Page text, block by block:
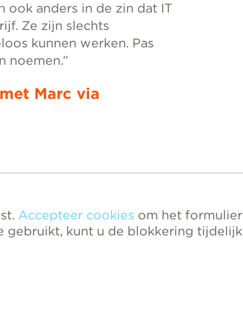
ook anders in de zin dat IT
Ze zijn slechts
kunnen werken. Pas
noemen.”
Marc via
Accepteer cookies om het formulier
gebruikt, kunt u de blokkering tijdelijk